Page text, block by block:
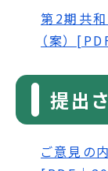
第2期共和
（案）
提出
ご意見の